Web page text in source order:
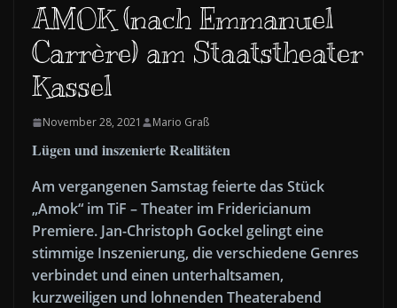
AMOK (nach Emmanuel
Carrère) am Staatstheater
Kassel
November 28, 2021 Mario Graß
Lügen und inszenierte Realitäten
Am vergangenen Samstag feierte das Stück
„Amok“ im TiF – Theater im Fridericianum
Premiere. Jan-Christoph Gockel gelingt eine
stimmige Inszenierung, die verschiedene Genres
verbindet und einen unterhaltsamen,
kurzweiligen und lohnenden Theaterabend